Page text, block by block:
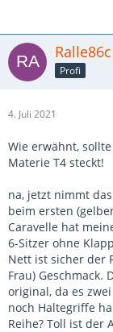
Ralle86c
Profi
4. Juli 2021
Wie erwähnt,
Materie T4 steckt!
na, jetzt nimmt
beim ersten
Caravelle hat
6-Sitzer ohne
Nett ist sicher der
Frau) Geschmack.
original, da es
noch Haltegriffe
Reihe? Toll ist der